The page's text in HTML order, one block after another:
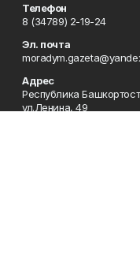
Телефон
8 (34789) 2-19-24
Эл. почта
Адрес
Республика
ул.Ленина, 49